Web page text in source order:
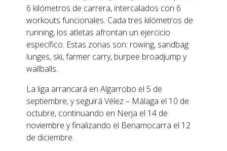
6 kilómetros de carrera, intercalados con 6
workouts funcionales. Cada tres kilómetros de
running, los atletas afrontan un ejercicio
específico. Estas zonas son: rowing, sandbag
lunges, ski, farmer carry, burpee broadjump y
wallballs.
La liga arrancará en Algarrobo el 5 de
septiembre, y seguirá Vélez – Málaga el 10 de
octubre, continuando en Nerja el 14 de
noviembre y finalizando el Benamocarra el 12
de diciembre.